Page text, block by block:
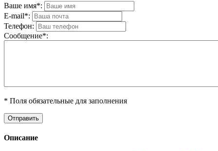
Ваше имя*:
E-mail*:
Телефон:
Cообщениe*:
* Поля обязательные для заполнения
Описание